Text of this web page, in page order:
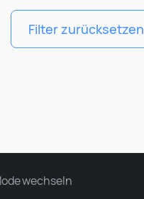
Filter zurücksetzen
wechseln